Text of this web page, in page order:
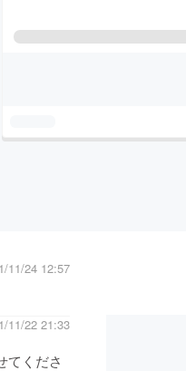
11/24 12:57
11/22 21:33
てくださ